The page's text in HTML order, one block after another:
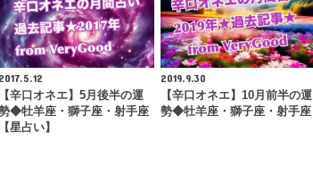
2017.5.12
【辛口オネエ】5月後半の運
◆牡羊座・獅子座・射手座
【星占い】
2019.9.30
【辛口オネエ】10月前半の運
勢◆牡羊座・獅子座・射手座